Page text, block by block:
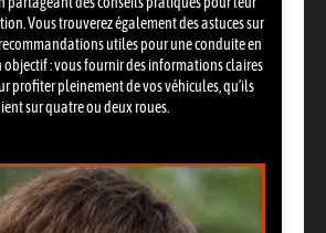
Vous trouverez également des astuces sur
recommandations utiles pour une conduite en
objectif : vous fournir des informations claires
profiter pleinement de vos véhicules, qu’ils
sur quatre ou deux roues.